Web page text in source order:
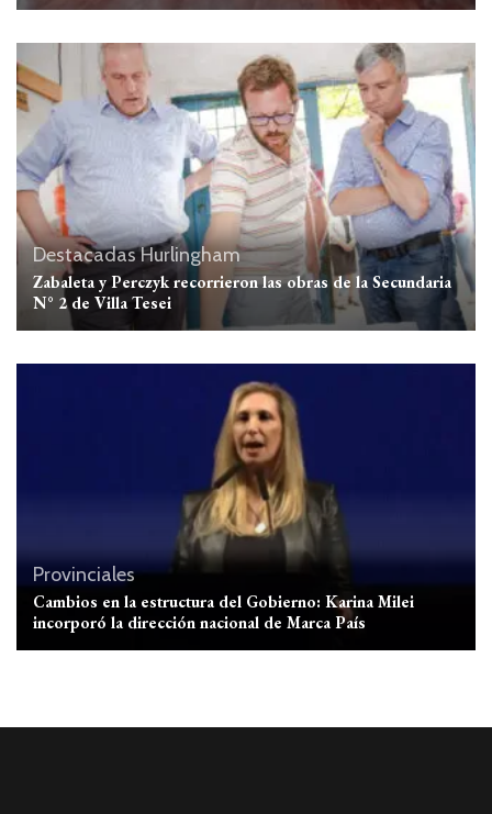
DestacadasHurlingham
Zabaleta y Perczyk recorrieron las obras de la Secundaria
N° 2 de Villa Tesei
Provinciales
Cambios en la estructura del Gobierno: Karina Milei
incorporó la dirección nacional de Marca País